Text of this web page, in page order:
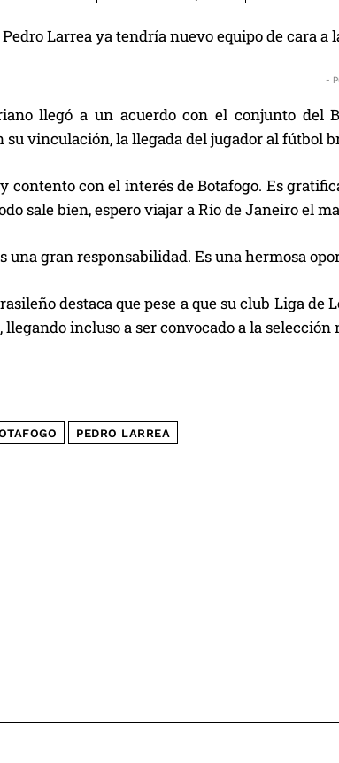
Larrea ya tendría nuevo equipo de cara a
-
llegó a un acuerdo con el conjunto
su vinculación, la llegada del jugador al fútbol
contento con el interés de Botafogo. Es
sale bien, espero viajar a Río de Janeiro el
una gran responsabilidad. Es una hermosa
destaca que pese a que su club Liga
llegando incluso a ser convocado a la selección
PEDRO LARREA